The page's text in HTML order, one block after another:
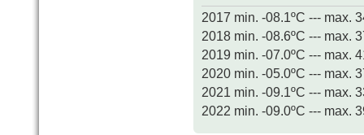
2017 min. -08.1ºC --- max.
2018 min. -08.6ºC --- max.
2019 min. -07.0ºC --- max.
2020 min. -05.0ºC --- max.
2021 min. -09.1ºC --- max.
2022 min. -09.0ºC --- max.